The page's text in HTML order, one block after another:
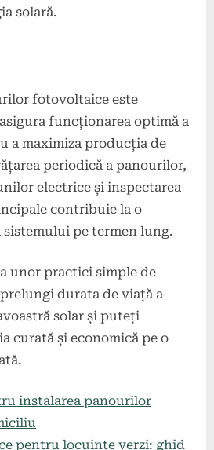
solară.
fotovoltaice este
funcționarea optimă a
a maximiza producția de
periodică a panourilor,
electrice și inspectarea
contribuie la o
sistemului pe termen lung.
unor practici simple de
durata de viață a
solar și puteți
curată și economică pe o
instalarea panourilor
pentru locuințe verzi: ghid